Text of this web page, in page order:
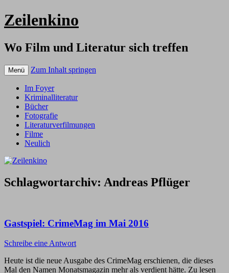
Zeilenkino
Wo Film und Literatur sich treffen
Menü Zum Inhalt springen
Im Foyer
Kriminalliteratur
Bücher
Fotografie
Literaturverfilmungen
Filme
Neulich
Schlagwortarchiv: Andreas Pflüger
Gastspiel: CrimeMag im Mai 2016
Schreibe eine Antwort
Heute ist die neue Ausgabe des CrimeMag erschienen, die dieses
Mal den Namen Monatsmagazin mehr als verdient hätte. Zu lesen